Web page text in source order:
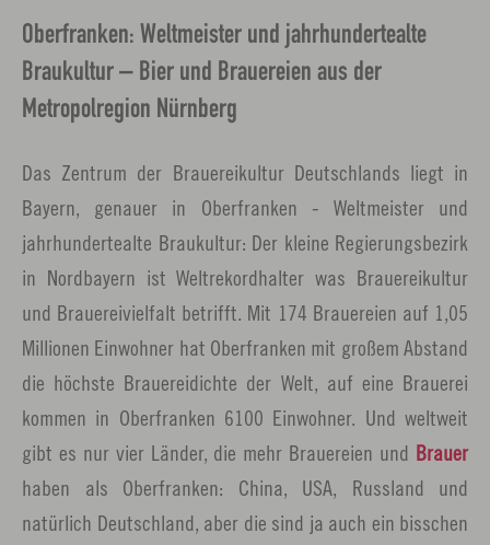
Oberfranken: Weltmeister und jahrhundertealte
Braukultur – Bier und Brauereien aus der
Metropolregion Nürnberg
Das Zentrum der Brauereikultur Deutschlands liegt in
Bayern, genauer in Oberfranken - Weltmeister und
jahrhundertealte Braukultur: Der kleine Regierungsbezirk
in Nordbayern ist Weltrekordhalter was Brauereikultur
und Brauereivielfalt betrifft. Mit 174 Brauereien auf 1,05
Millionen Einwohner hat Oberfranken mit großem Abstand
die höchste Brauereidichte der Welt, auf eine Brauerei
kommen in Oberfranken 6100 Einwohner. Und weltweit
gibt es nur vier Länder, die mehr Brauereien und Brauer
haben als Oberfranken: China, USA, Russland und
natürlich Deutschland, aber die sind ja auch ein bisschen